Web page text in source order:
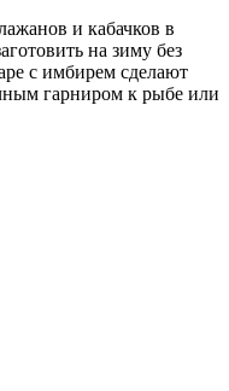
и кабачков в
на зиму без
с имбирем сделают
гарниром к рыбе или